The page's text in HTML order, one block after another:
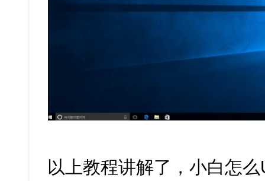
以上教程讲解了，小白怎